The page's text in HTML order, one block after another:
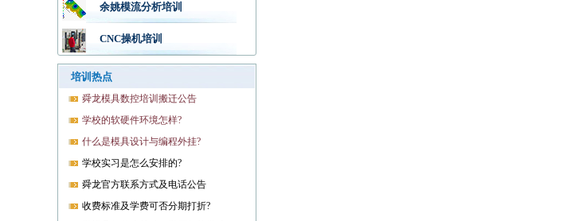
余姚模流分析培训
CNC操机培训
培训热点
舜龙模具数控培训搬迁公告
学校的软硬件环境怎样?
什么是模具设计与编程外挂?
学校实习是怎么安排的?
舜龙官方联系方式及电话公告
收费标准及学费可否分期打折?